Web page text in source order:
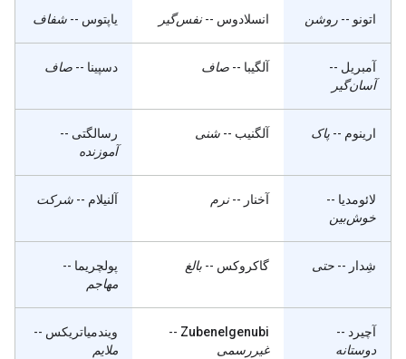
اتونو -- روشن انسلادوس --نفس‌گیر یاپتوس -- شفاف
آمبریل --
آسان‌گیر
آلگیبا -- صاف دسپینا -- صاف
ارینوم -- پاک آلگنیب -- شنی رسالگتی --
آموزنده
لائومدیا --
خوش‌بین
آخنار --نرم آلنیلام -- شرکت
شِدار -- حتی گاکروکس -- بالغ پولچریما --
مهاجم
آچیرد --
دوستانه
Zubenelgenubi
--
غیررسمی
ویندمیاتریکس --
ملایم